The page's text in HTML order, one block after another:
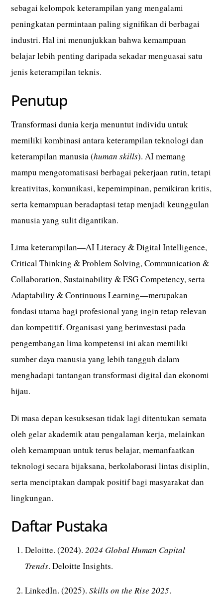
sebagai kelompok keterampilan yang mengalami
peningkatan permintaan paling signifikan di berbagai
industri. Hal ini menunjukkan bahwa kemampuan
belajar lebih penting daripada sekadar menguasai satu
jenis keterampilan teknis.
Penutup
Transformasi dunia kerja menuntut individu untuk
memiliki kombinasi antara keterampilan teknologi dan
keterampilan manusia (human skills). AI memang
mampu mengotomatisasi berbagai pekerjaan rutin, tetapi
kreativitas, komunikasi, kepemimpinan, pemikiran kritis,
serta kemampuan beradaptasi tetap menjadi keunggulan
manusia yang sulit digantikan.
Lima keterampilan—AI Literacy & Digital Intelligence,
Critical Thinking & Problem Solving, Communication &
Collaboration, Sustainability & ESG Competency, serta
Adaptability & Continuous Learning—merupakan
fondasi utama bagi profesional yang ingin tetap relevan
dan kompetitif. Organisasi yang berinvestasi pada
pengembangan lima kompetensi ini akan memiliki
sumber daya manusia yang lebih tangguh dalam
menghadapi tantangan transformasi digital dan ekonomi
hijau.
Di masa depan kesuksesan tidak lagi ditentukan semata
oleh gelar akademik atau pengalaman kerja, melainkan
oleh kemampuan untuk terus belajar, memanfaatkan
teknologi secara bijaksana, berkolaborasi lintas disiplin,
serta menciptakan dampak positif bagi masyarakat dan
lingkungan.
Daftar Pustaka
Deloitte. (2024). 2024 Global Human Capital
Trends. Deloitte Insights.
LinkedIn. (2025). Skills on the Rise 2025.